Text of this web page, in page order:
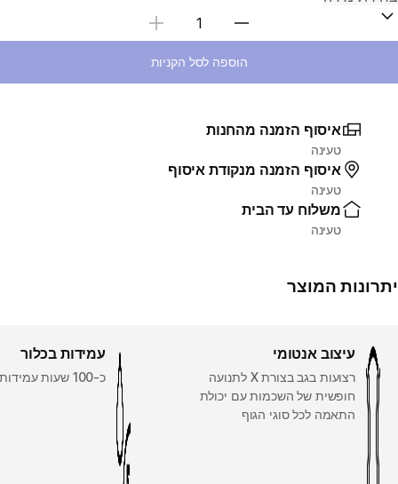
בחירת כמות
הוספה לסל הקניות
איסוף הזמנה מהחנות
טעינה
איסוף הזמנה מנקודת איסוף
טעינה
משלוח עד הבית
טעינה
יתרונות המוצר
עיצוב אנטומי
רצועות בגב בצורת X לתנועה
חופשית של השכמות עם יכולת
התאמה לכל סוגי הגוף
עמידות בכלור
כ-100 שעות עמידות לכלור